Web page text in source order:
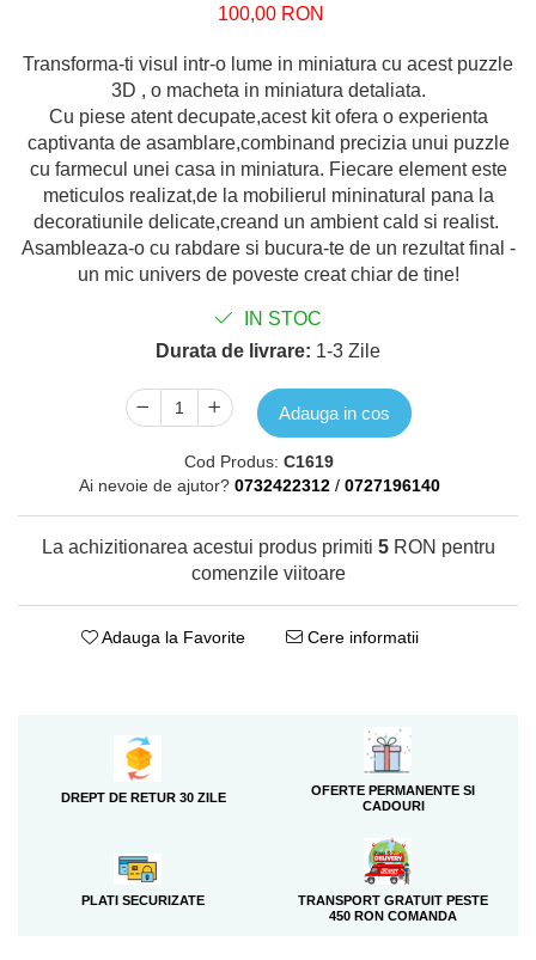
100,00 RON
Transforma-ti visul intr-o lume in miniatura cu acest puzzle
3D , o macheta in miniatura detaliata.
Cu piese atent decupate,acest kit ofera o experienta
captivanta de asamblare,combinand precizia unui puzzle
cu farmecul unei casa in miniatura. Fiecare element este
meticulos realizat,de la mobilierul mininatural pana la
decoratiunile delicate,creand un ambient cald si realist.
Asambleaza-o cu rabdare si bucura-te de un rezultat final -
un mic univers de poveste creat chiar de tine!
IN STOC
Durata de livrare: 1-3 Zile
Adauga in cos
Cod Produs: C1619
Ai nevoie de ajutor? 0732422312 / 0727196140
La achizitionarea acestui produs primiti 5RON pentru
comenzile viitoare
Adauga la Favorite Cere informatii
DREPT DE RETUR 30 ZILE
OFERTE PERMANENTE SI
CADOURI
PLATI SECURIZATE
TRANSPORT GRATUIT PESTE
450 RON COMANDA